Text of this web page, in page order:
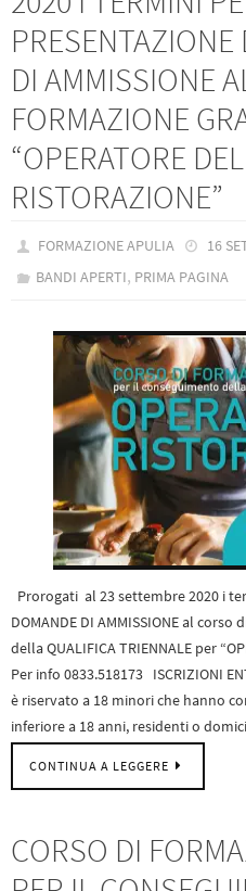
DI AMMISSIONE
FORMAZIONE
“OPERATORE
RISTORAZIONE”
FORMAZIONE APULIA
16
BANDI APERTI, PRIMA PAGINA
Prorogati al 23 settembre 2020 i
DOMANDE DI AMMISSIONE al
della QUALIFICA TRIENNALE per
Per info 0833.518173 ISCRIZIONI
è riservato a 18 minori che hanno
inferiore a 18 anni, residenti o
CONTINUA A LEGGERE
CORSO DI